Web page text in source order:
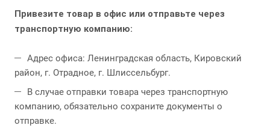
Привезите товар в офис или отправьте через
транспортную компанию:
Адрес офиса: Ленинградская область, Кировский
район, г. Отрадное, г. Шлиссельбург.
В случае отправки товара через транспортную
компанию, обязательно сохраните документы о
отправке.